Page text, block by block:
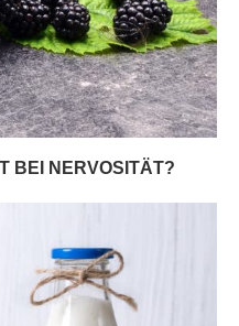
BEI NERVOSITÄT?